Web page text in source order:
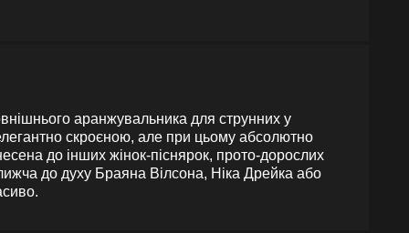
аранжувальника для струнних у
скроєною, але при цьому абсолютно
до інших жінок-піснярок, прото-дорослих
до духу Браяна Вілсона, Ніка Дрейка або